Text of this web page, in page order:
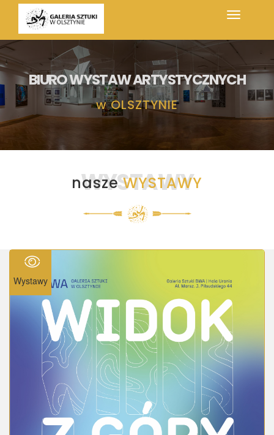
BIURO WYSTAW ARTYSTYCZNYCH
w OLSZTYNIE
WYSTAWY
naszeWYSTAWY
Wystawy